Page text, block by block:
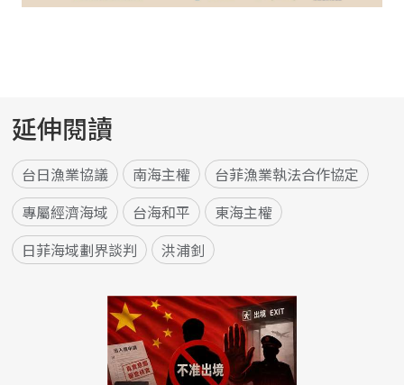
延伸閱讀
台日漁業協議 南海主權
台菲漁業執法合作協定
專屬經濟海域
台海和平
東海主權
日菲海域劃界談判
洪浦釗